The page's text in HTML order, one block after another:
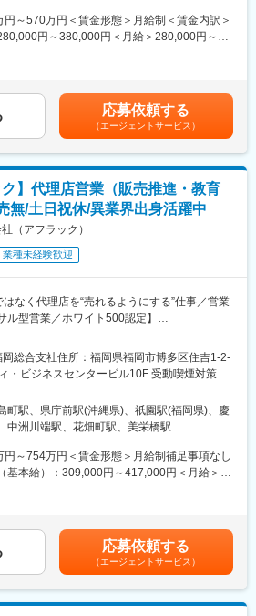
共同募集による契約に対し、一定割合がSPへ
す。
ローし、状況に合わせて丁寧にサポートしま
契約者中心の安心営業
ら収入を確保したい」
けど、無理のないスタートにしたい」
ジションです。
定める業務
目標に営業所長へキャリアアップを目指してい
ー：420～878万円※平均640万円
リアUP
管理職登用に長い期間を要しますが、同社で
理職登用を目指せます。
用頂くことを前提に採用をしており、それに
たカリキュラムを実施します。そのため地方
済などの保険業界未経験者の方々も入社いた
。
成カリキュラム
修（オンライン）を受講しながら、配属先営
ます。
・営業所が一体となって業務に必要な知識や実
ていただくために一人ひとりが着実に成長で
クアップします。
ートナーシップ
の商工会議所／商工会と連携し、地域経済の
工会議所からの紹介や協業によって訪問のき
アドバンテージは他社にはない有利性があり
む行先がない。について同社は商工会議所と
問先を見出せます。
円～570万円＜賃金形態＞月給制＜賃金内訳＞
円～380,000円＜月給＞280,000円～
があります。月給(月額)は固定手当を含めた表
応募依頼する
（エージェントサービス）
ク】代理店営業（販売推進・教育
無/土日祝休/異業界出身活躍中
（アフラック）
業種未経験歓迎
はなく代理店を“売れるようにする”仕事／営業
ル型営業／ホワイト500認定】
アフラック」のイメージが強いですが、介護
発売したのもアフラックです。
を中心とした「第三分野」に強みを持ち、
」を切り拓いてきました。
売代理店や提携金融機関がお客様により良い
う、販売促進や経営課題解決のためのコンサ
研修、販売方法指導
岡総合支社住所：福岡県福岡市博多区住吉1-2-
ビジネスセンタービル10F 受動喫煙対策：
地詳細2＞熊本支社住所：熊本県熊本市中央区
一生命ビルディング10F受動喫煙対策：屋内
細3＞沖縄支社住所：沖縄県那覇市久米2-4-
業所（リモートワーク含む）
町駅、県庁前駅(沖縄県)、祇園駅(福岡県)、慶
中洲川端駅、花畑町駅、美栄橋駅
円～754万円＜賃金形態＞月給制補足事項なし
基本給）：309,000円～417,000円＜月給＞
場合、別途転勤手当（4万円～6万円/月）と住
/月までの9割会社負担）の支給がございます。
安の金額であり、選考を通じて上下する可能
(月額)は固定手当を含めた表記です。
応募依頼する
（エージェントサービス）